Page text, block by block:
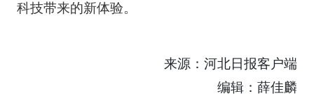
科技带来的新体验。
来源：河北日报客户端
编辑：薛佳麟